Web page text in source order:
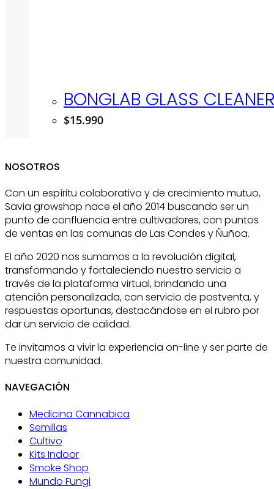
BONGLAB GLASS
$15.990
NOSOTROS
Con un espíritu colaborativo y de crecimiento mutuo,
Savia growshop nace el año 2014 buscando ser un
punto de confluencia entre cultivadores, con puntos
de ventas en las comunas de Las Condes y Ñuñoa.
El año 2020 nos sumamos a la revolución digital,
transformando y fortaleciendo nuestro servicio a
través de la plataforma virtual, brindando una
atención personalizada, con servicio de postventa, y
respuestas oportunas, destacándose en el rubro por
dar un servicio de calidad.
Te invitamos a vivir la experiencia on-line y ser parte de
nuestra comunidad.
NAVEGACIÓN
Medicina Cannabica
Semillas
Cultivo
Kits Indoor
Smoke Shop
Mundo Fungi